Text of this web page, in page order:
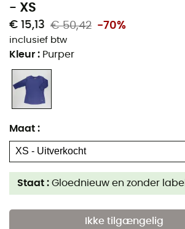
- XS
€ 15,13 € 50,42 -70%
inclusief btw
Kleur : Purper
Maat :
Staat : Gloednieuw en zonder label
Ikke tilgængelig